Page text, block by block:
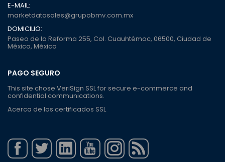
E-MAIL:
marketdatasales@grupobmv.com.mx
DOMICILIO:
Paseo de la Reforma 255, Col. Cuauhtémoc, 06500, Ciudad de
México, México
PAGO SEGURO
This site chose VeriSign SSL for secure e-commerce and
confidential communications.
Acerca de los certificados SSL